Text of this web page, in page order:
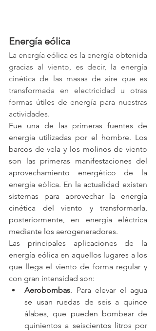
Energía eólica
La energía eólica es la energía obtenida
gracias al viento, es decir, la energía
cinética de las masas de aire que es
transformada en electricidad u otras
formas útiles de energía para nuestras
actividades.
Fue una de las primeras fuentes de
energía utilizadas por el hombre. Los
barcos de vela y los molinos de viento
son las primeras manifestaciones del
aprovechamiento energético de la
energía eólica. En la actualidad existen
sistemas para aprovechar la energía
cinética del viento y transformarla,
posteriormente, en energía eléctrica
mediante los aerogeneradores.
Las principales aplicaciones de la
energía eólica en aquellos lugares a los
que llega el viento de forma regular y
con gran intensidad son:
Aerobombas. Para elevar el agua
se usan ruedas de seis a quince
álabes, que pueden bombear de
quinientos a seiscientos litros por